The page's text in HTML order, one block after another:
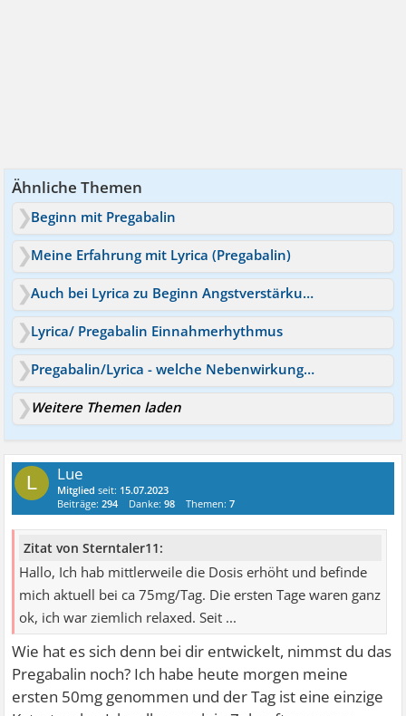
Ähnliche Themen
Beginn mit Pregabalin
Meine Erfahrung mit Lyrica (Pregabalin)
Auch bei Lyrica zu Beginn Angstverstärkung möglich?
Lyrica/ Pregabalin Einnahmerhythmus
Pregabalin/Lyrica - welche Nebenwirkungen?
Weitere Themen laden
L Lue
Mitglied seit: 15.07.2023
Beiträge:294 Danke:98 Themen:7
Zitat von Sterntaler11:
Hallo, Ich hab mittlerweile die Dosis erhöht und befinde
mich aktuell bei ca 75mg/Tag. Die ersten Tage waren ganz
ok, ich war ziemlich relaxed. Seit ...
Wie hat es sich denn bei dir entwickelt, nimmst du das
Pregabalin noch? Ich habe heute morgen meine
ersten 50mg genommen und der Tag ist eine einzige